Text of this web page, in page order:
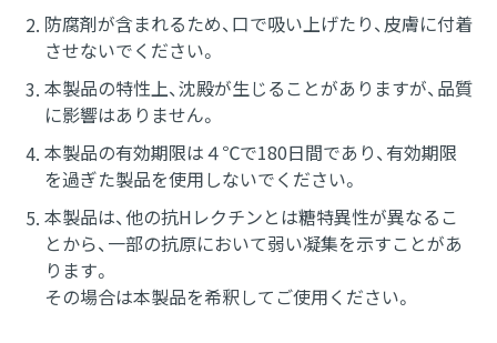
防腐剤が含まれるため、口で吸い上げたり、皮膚に付着
させないでください。
本製品の特性上、沈殿が生じることがありますが、品質
に影響はありません。
本製品の有効期限は４℃で180日間であり、有効期限
を過ぎた製品を使用しないでください。
本製品は、他の抗Hレクチンとは糖特異性が異なるこ
とから、一部の抗原において弱い凝集を示すことがあ
ります。
その場合は本製品を希釈してご使用ください。